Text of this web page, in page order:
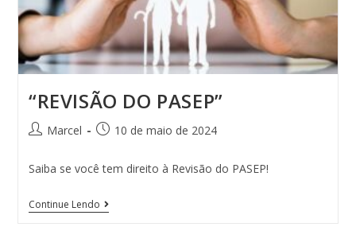
“REVISÃO DO PASEP”
Marcel 10 de maio de 2024
Saiba se você tem direito à Revisão do PASEP!
Continue Lendo